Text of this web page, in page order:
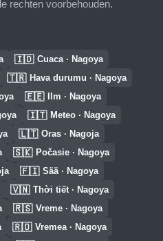
rechten voorbehouden.
🇮🇩 Cuaca · Nagoya
🇹🇷 Hava durumu · Nagoya
🇪🇪 Ilm · Nagoya
🇮🇹 Meteo · Nagoya
🇱🇹 Oras · Nagoja
🇸🇰 Počasie · Nagoya
🇫🇮 Sää · Nagoya
🇻🇳 Thời tiết · Nagoya
🇷🇸 Vreme · Nagoya
🇷🇴 Vremea · Nagoya